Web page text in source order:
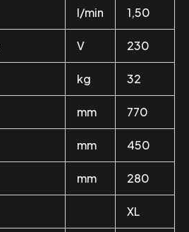
l/min 1,50
V 230
kg 32
mm 770
mm 450
mm 280
XL